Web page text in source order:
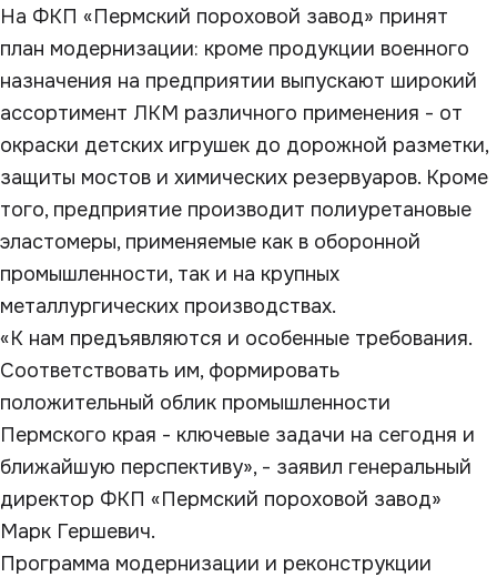
На ФКП «Пермский пороховой завод» принят
план модернизации: кроме продукции военного
назначения на предприятии выпускают широкий
ассортимент ЛКМ различного применения - от
окраски детских игрушек до дорожной разметки,
защиты мостов и химических резервуаров. Кроме
того, предприятие производит полиуретановые
эластомеры, применяемые как в оборонной
промышленности, так и на крупных
металлургических производствах.
«К нам предъявляются и особенные требования.
Соответствовать им, формировать
положительный облик промышленности
Пермского края - ключевые задачи на сегодня и
ближайшую перспективу», - заявил генеральный
директор ФКП «Пермский пороховой завод»
Марк Гершевич.
Программа модернизации и реконструкции